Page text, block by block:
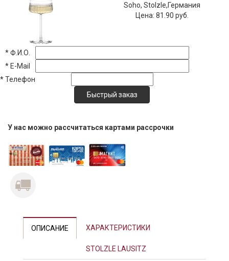
Soho, Stolzle,Германия
Цена:81.90 руб.
*Ф.И.О.
* E-Mail
*Телефон
У нас можно рассчитаться картами рассрочки
ОПИСАНИЕ ХАРАКТЕРИСТИКИ
STOLZLE LAUSITZ